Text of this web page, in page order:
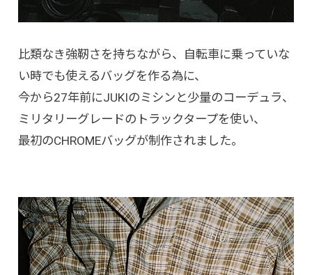
比類なき強靭さを持ちながら、自転車に乗っていな
い時でも使えるバッグを作る為に、
今から27年前にJUKIのミシンと少量のコーデュラ、
ミリタリーグレードのトラックタープを使い、
最初のCHROMEバッグが制作されました。